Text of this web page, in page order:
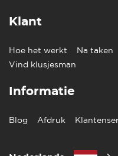
Klant
Hoe het werkt Na taken
Vind klusjesman
Informatie
Blog Afdruk